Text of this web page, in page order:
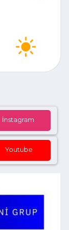
İnstagram
Youtube